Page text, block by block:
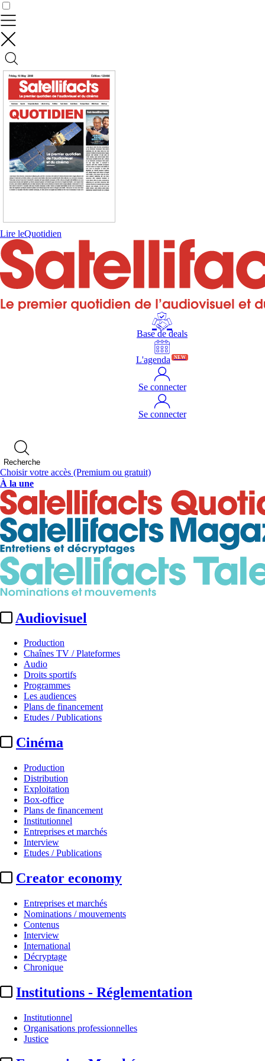
Lire leQuotidien
Base de deals
L'agenda NEW
Se connecter
Se connecter
Recherche
Choisir votre accès (Premium ou gratuit)
À la une
Audiovisuel
Production
Chaînes TV / Plateformes
Audio
Droits sportifs
Programmes
Les audiences
Plans de financement
Etudes / Publications
Cinéma
Production
Distribution
Exploitation
Box-office
Plans de financement
Institutionnel
Entreprises et marchés
Interview
Etudes / Publications
Creator economy
Entreprises et marchés
Nominations / mouvements
Contenus
Interview
International
Décryptage
Chronique
Institutions - Réglementation
Institutionnel
Organisations professionnelles
Justice
Contrôler vos données